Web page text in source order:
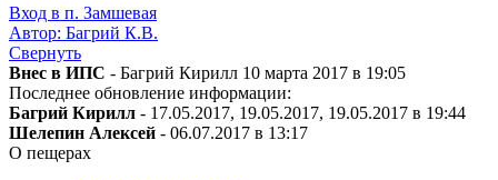
Вход в п. Замшевая
Автор: Багрий К.В.
Свернуть
Внес в ИПС - Багрий Кирилл 10 марта 2017 в 19:05
Последнее обновление информации:
Багрий Кирилл - 17.05.2017, 19.05.2017, 19.05.2017 в 19:44
Шелепин Алексей - 06.07.2017 в 13:17
О пещерах